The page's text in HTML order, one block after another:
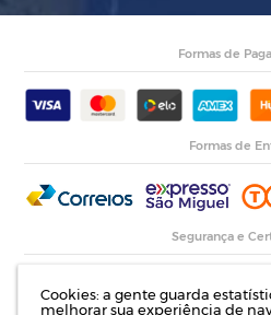
Cookies: a gente guarda
melhorar sua experiência de
Formas de
Formas de
Segurança e